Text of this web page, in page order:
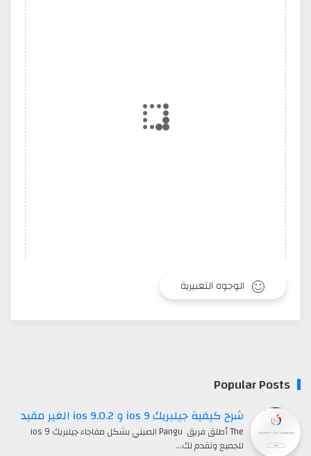
الوجوه التعبيرية
Popular Posts
شرح كيفية جيلبريك ios 9 و ios 9.0.2 الغير مقيد
The أطلق فريق Pangu الصيني بشكل مفاجاء جيلبريك ios 9
للجميع ونقدم لك…